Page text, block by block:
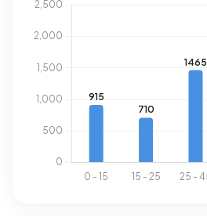
1.280 m³.